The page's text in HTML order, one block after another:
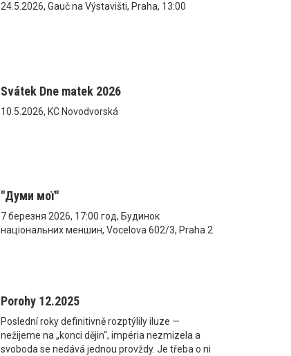
24.5.2026, Gauč na Výstavišti, Praha, 13:00
Svátek Dne matek 2026
10.5.2026, KC Novodvorská
"Думи мої"
7 березня 2026, 17:00 год, Будинок
національних меншин, Vocelova 602/3, Praha 2
Porohy 12.2025
Poslední roky definitivně rozptýlily iluze —
nežijeme na „konci dějin“, impéria nezmizela a
svoboda se nedává jednou provždy. Je třeba o ni